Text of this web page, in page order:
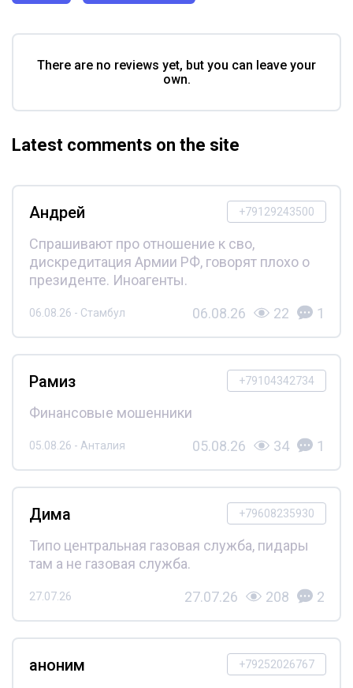
There are no reviews yet, but you can leave your
own.
Latest comments on the site
+79129243500
Андрей
Спрашивают про отношение к сво,
дискредитация Армии РФ, говорят плохо о
президенте. Иноагенты.
06.08.26 - Стамбул 06.08.26 22 1
+79104342734
Рамиз
Финансовые мошенники
05.08.26 - Анталия 05.08.26 34 1
+79608235930
Дима
Типо центральная газовая служба, пидары
там а не газовая служба.
27.07.26 27.07.26 208 2
+79252026767
аноним